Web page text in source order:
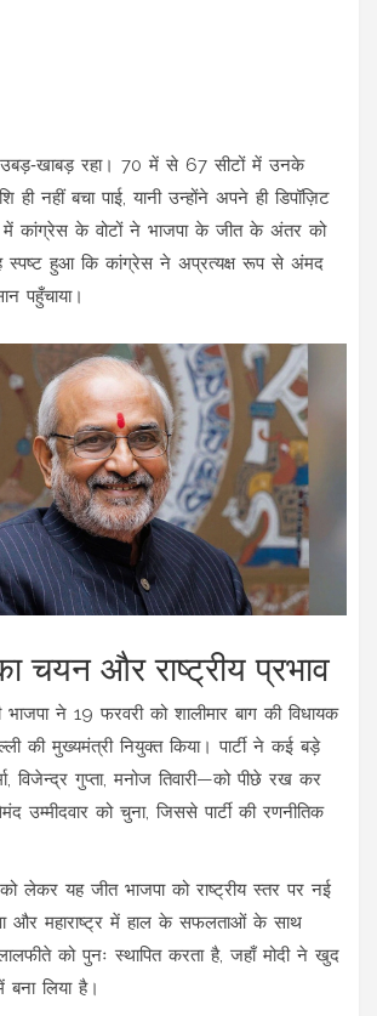
उबड़‑खाबड़ रहा। 70 में से 67 सीटों में उनके
ही नहीं बचा पाई, यानी उन्होंने अपने ही डिपॉज़िट
कांग्रेस के वोटों ने भाजपा के जीत के अंतर को
स्पष्ट हुआ कि कांग्रेस ने अप्रत्यक्ष रूप से अंमद
पहुँचाया।
चयन और राष्ट्रीय प्रभाव
भाजपा ने 19 फरवरी को शालीमार बाग की विधायक
की मुख्यमंत्री नियुक्त किया। पार्टी ने कई बड़े
विजेन्द्र गुप्ता, मनोज तिवारी—को पीछे रख कर
उम्मीदवार को चुना, जिससे पार्टी की रणनीतिक
को लेकर यह जीत भाजपा को राष्ट्रीय स्तर पर नई
और महाराष्ट्र में हाल के सफलताओं के साथ
को पुनः स्थापित करता है, जहाँ मोदी ने खुद
लिया है।